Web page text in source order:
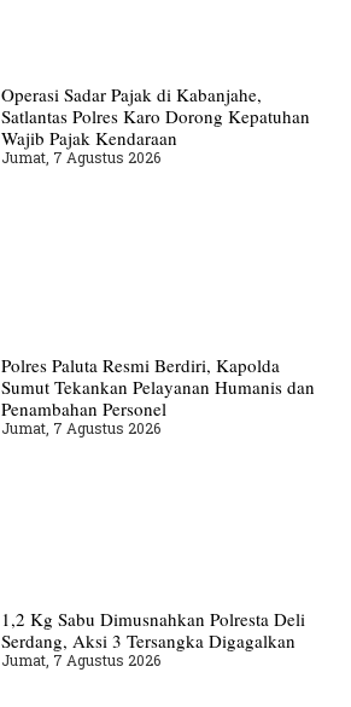
Operasi Sadar Pajak di Kabanjahe,
Satlantas Polres Karo Dorong Kepatuhan
Wajib Pajak Kendaraan
Jumat, 7 Agustus 2026
Polres Paluta Resmi Berdiri, Kapolda
Sumut Tekankan Pelayanan Humanis dan
Penambahan Personel
Jumat, 7 Agustus 2026
1,2 Kg Sabu Dimusnahkan Polresta Deli
Serdang, Aksi 3 Tersangka Digagalkan
Jumat, 7 Agustus 2026